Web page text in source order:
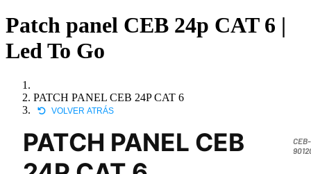
Patch panel CEB 24p CAT 6 |
Led To Go
PATCH PANEL CEB 24P CAT 6
VOLVER ATRÁS
PATCH PANEL CEB
CEB-